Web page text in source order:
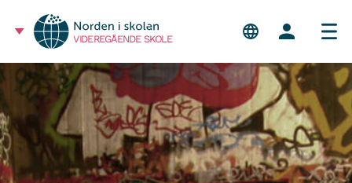
VIDEREGÅENDE SKOLE